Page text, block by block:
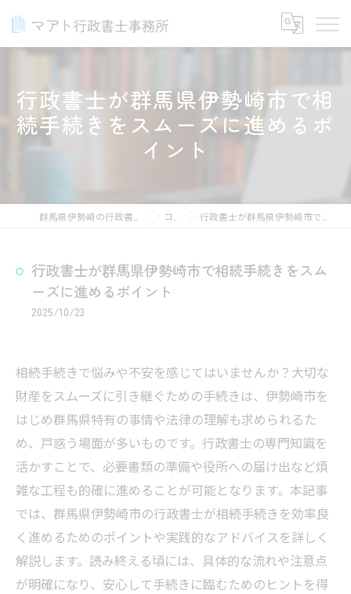
行政書士が群馬県伊勢崎市で相
続手続きをスムーズに進めるポ
イント
コラム 行政書士が群馬県伊勢崎市で相続手続きをスムーズに進めるポイント
行政書士が群馬県伊勢崎市で相続手続きをスム
ーズに進めるポイント
2025/10/23
相続手続きで悩みや不安を感じてはいませんか？大切な
財産をスムーズに引き継ぐための手続きは、伊勢崎市を
はじめ群馬県特有の事情や法律の理解も求められるた
め、戸惑う場面が多いものです。行政書士の専門知識を
活かすことで、必要書類の準備や役所への届け出など煩
雑な工程も的確に進めることが可能となります。本記事
では、群馬県伊勢崎市の行政書士が相続手続きを効率良
く進めるためのポイントや実践的なアドバイスを詳しく
解説します。読み終える頃には、具体的な流れや注意点
が明確になり、安心して手続きに臨むためのヒントを得